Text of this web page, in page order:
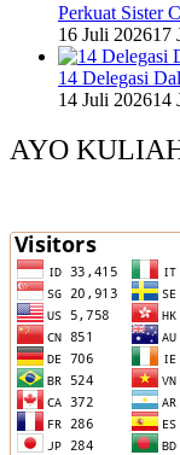
Perkuat Sister
16 Juli 202617
14 Delegasi
14 Juli 202614
AYO